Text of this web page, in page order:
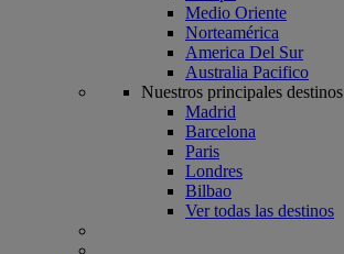
Medio Oriente
Norteamérica
America Del Sur
Australia Pacifico
Nuestros principales destinos
Madrid
Barcelona
Paris
Londres
Bilbao
Ver todas las destinos